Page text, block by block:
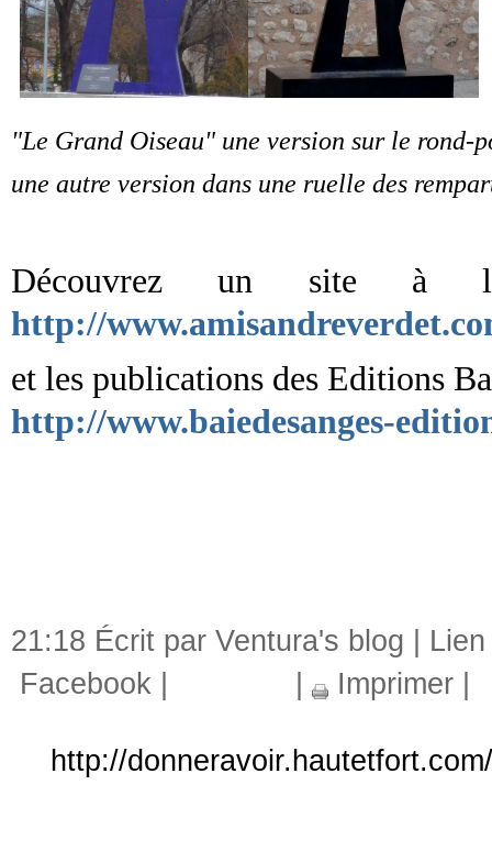
"Le Grand Oiseau" une version sur le rond-
une autre version dans une ruelle des
Découvrez un site à
http://
et les publications des Editions
http://www.baiedesanges-
21:18 Écrit par Ventura's blog |
Facebook
Imprimer
http://